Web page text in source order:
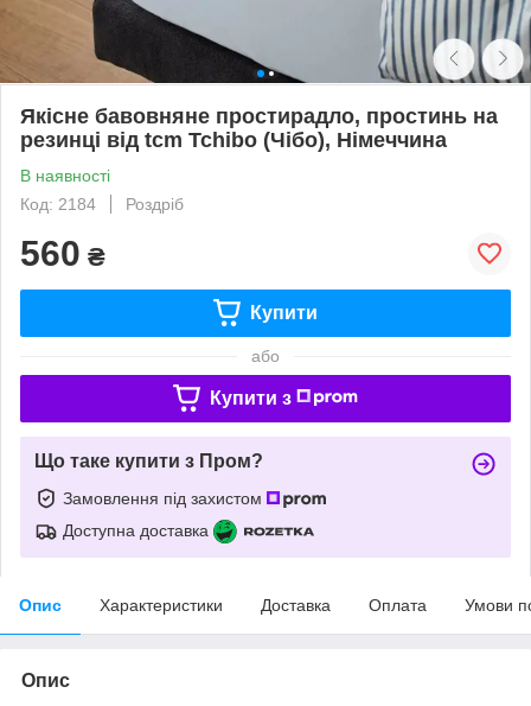
Якісне бавовняне простирадло, простинь на
резинці від tcm Tchibo (Чібо), Німеччина
В наявності
Код: 2184
Роздріб
560 ₴
Купити
або
Купити з
Що таке купити з Пром?
Замовлення під захистом
Доступна доставка
Опис Характеристики Доставка Оплата Умови
Опис